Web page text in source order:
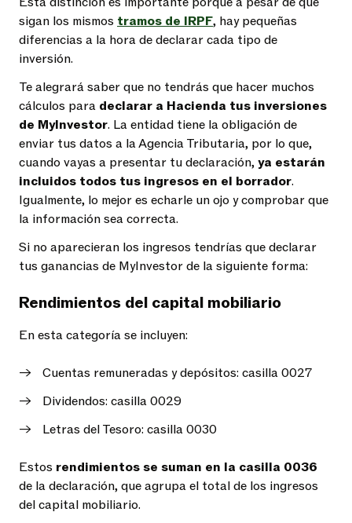
sigan los mismos tramos de IRPF, hay pequeñas
diferencias a la hora de declarar cada tipo de
inversión.
Te alegrará saber que no tendrás que hacer muchos
cálculos para declarar a Hacienda tus inversiones
de MyInvestor. La entidad tiene la obligación de
enviar tus datos a la Agencia Tributaria, por lo que,
cuando vayas a presentar tu declaración,ya estarán
incluidos todos tus ingresos en el borrador.
Igualmente, lo mejor es echarle un ojo y comprobar que
la información sea correcta.
Si no aparecieran los ingresos tendrías que declarar
tus ganancias de MyInvestorde la siguiente forma:
Rendimientos del capital mobiliario
En esta categoría se incluyen:
Cuentas remuneradas y depósitos: casilla 0027
Dividendos: casilla 0029
Letras del Tesoro: casilla 0030
Estos rendimientos se suman en la casilla 0036
de la declaración, que agrupa el total de los ingresos
del capital mobiliario.